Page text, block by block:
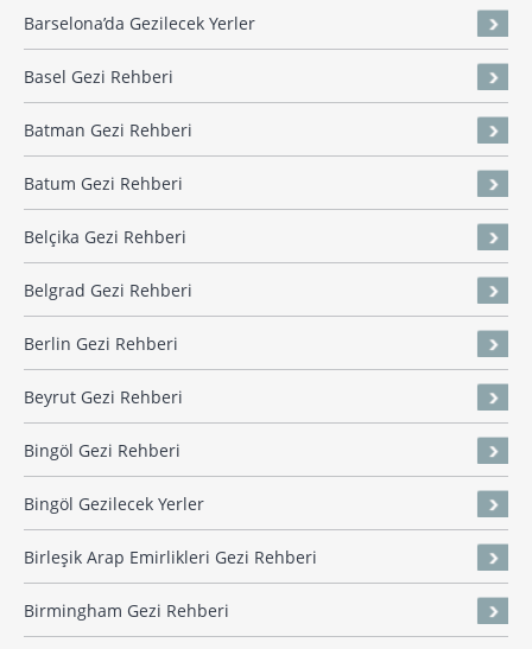
Barselona’da Gezilecek Yerler
Basel Gezi Rehberi
Batman Gezi Rehberi
Batum Gezi Rehberi
Belçika Gezi Rehberi
Belgrad Gezi Rehberi
Berlin Gezi Rehberi
Beyrut Gezi Rehberi
Bingöl Gezi Rehberi
Bingöl Gezilecek Yerler
Birleşik Arap Emirlikleri Gezi Rehberi
Birmingham Gezi Rehberi